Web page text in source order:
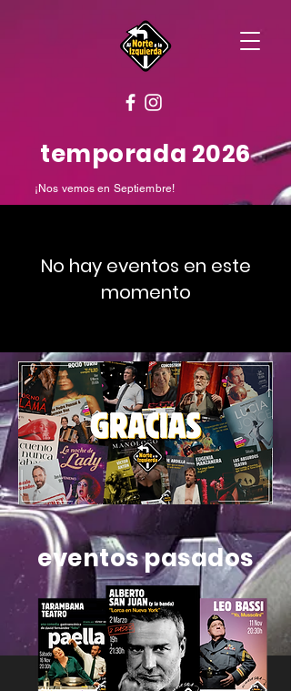
temporada 2026
¡Nos vemos en Septiembre!
No hay eventos en este
momento
eventos pasados